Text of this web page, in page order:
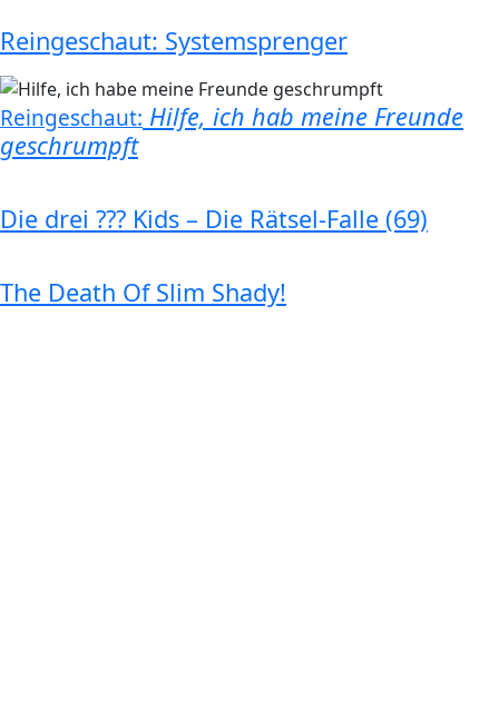
Reingeschaut: Systemsprenger
Reingeschaut: Hilfe, ich hab meine Freunde
geschrumpft
Die drei ??? Kids – Die Rätsel-Falle (69)
The Death Of Slim Shady!